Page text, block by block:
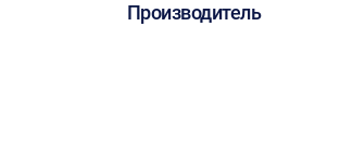
Производитель